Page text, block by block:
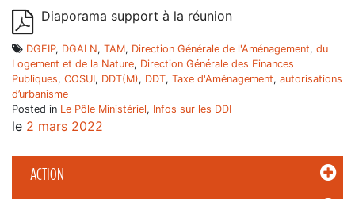
ACTION
Diaporama support à la réunion
DGFIP, DGALN, TAM, Direction Générale de l'Aménagement, du
Logement et de la Nature, Direction Générale des Finances
Publiques, COSUI, DDT(M), DDT, Taxe d'Aménagement, autorisations
d’urbanisme
Posted in Le Pôle Ministériel, Infos sur les DDI
le 2 mars 2022